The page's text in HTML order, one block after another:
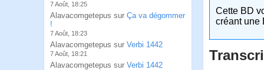
7 Août, 18:25
Alavacomgetepus sur Ça va dégommer
!
7 Août, 18:23
Alavacomgetepus sur Verbi 1442
7 Août, 18:21
Alavacomgetepus sur Verbi 1442
Cette BD
créant une